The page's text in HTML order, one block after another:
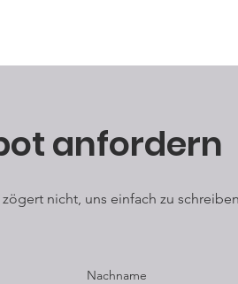
anfordern
nicht, uns einfach zu
Nachname